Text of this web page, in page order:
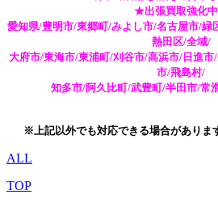
★出張買取強化
愛知県/豊明市/東郷町/みよし市/名古屋市/緑
熱田区/全域/
大府市/東海市/東浦町/刈谷市/高浜市/日進
市/飛島村/
知多市/阿久比町/武豊町/半田市/常
※上記以外でも対応できる場合がありま
ALL
TOP